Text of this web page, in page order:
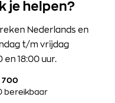
je helpen?
Nederlands en
t/m vrijdag
18:00 uur.
700
bereikbaar